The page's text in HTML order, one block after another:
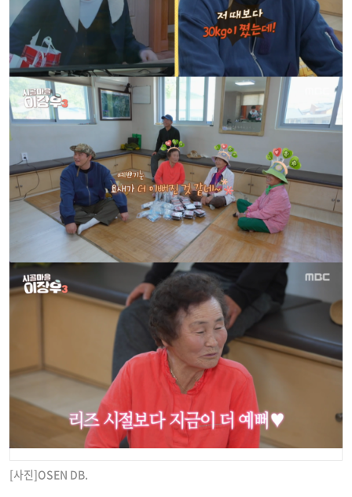
[사진]OSEN DB.